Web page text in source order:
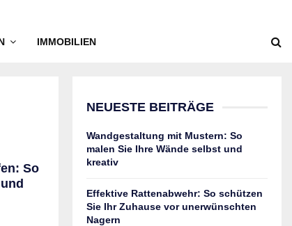
IMMOBILIEN
So
NEUESTE BEITRÄGE
Wandgestaltung mit Mustern: So
malen Sie Ihre Wände selbst und
kreativ
Effektive Rattenabwehr: So schützen
Sie Ihr Zuhause vor unerwünschten
Nagern